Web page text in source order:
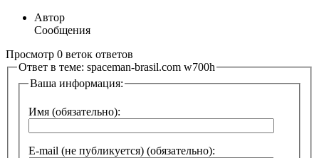
Автор
Сообщения
Просмотр 0 веток ответов
Ответ в теме: spaceman-brasil.com w700h
Ваша информация:
Имя (обязательно):
E-mail (не публикуется) (обязательно):